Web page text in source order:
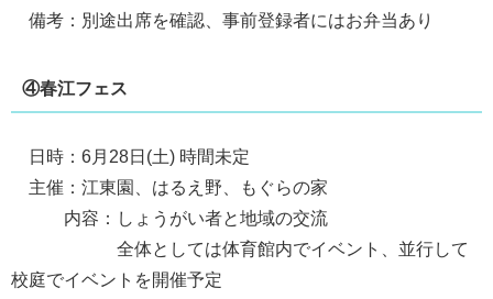
備考：別途出席を確認、事前登録者にはお弁当あり
④春江フェス
日時：6月28日(土) 時間未定
主催：江東園、はるえ野、もぐらの家
内容：しょうがい者と地域の交流
全体としては体育館内でイベント、並行して
校庭でイベントを開催予定